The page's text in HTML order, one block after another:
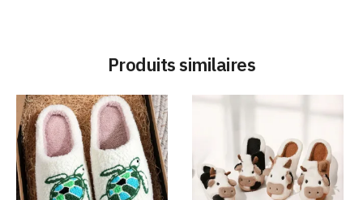
Produits similaires